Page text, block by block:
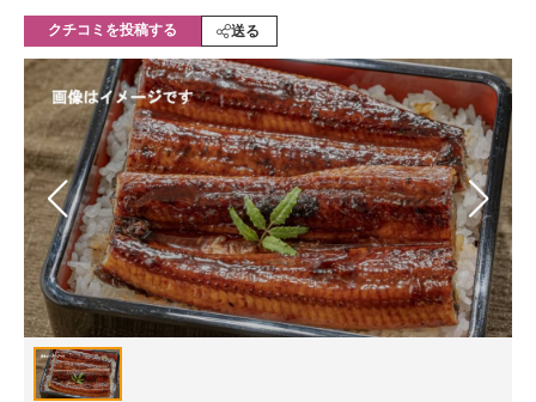
会員記事
メディア
注目記事を集めた総合ページ
ITの今と未来を見通す
スマホと通信の最新トレンド
進化するPCとデバイスの未来
好きが集まる 比べて選べる
ビジネスと働き方のヒント
クチコミを投稿する 送る